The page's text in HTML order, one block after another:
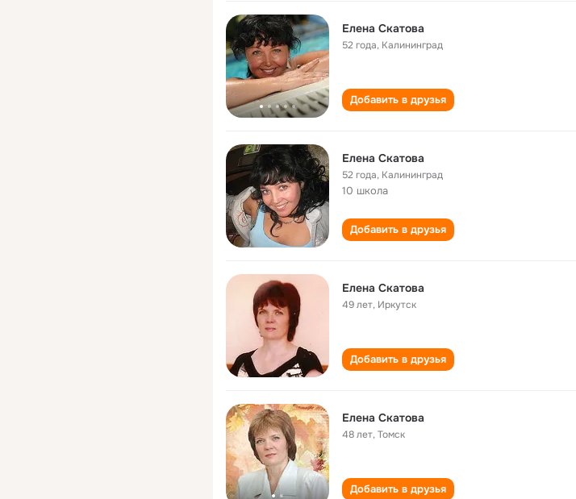
Елена Скатова
52 года, Калининград
Добавить в друзья
Елена Скатова
52 года, Калининград
10 школа
Добавить в друзья
Елена Скатова
49 лет, Иркутск
Добавить в друзья
Елена Скатова
48 лет,Томск
Добавить в друзья